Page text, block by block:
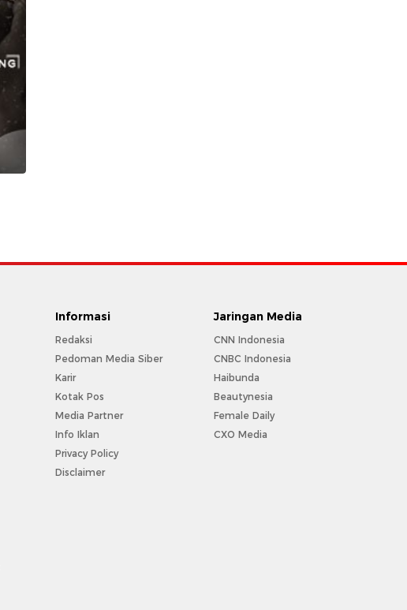
Informasi
Redaksi
Pedoman Media Siber
Karir
Kotak Pos
Media Partner
Info Iklan
Privacy Policy
Disclaimer
Jaringan Media
CNN Indonesia
CNBC Indonesia
Haibunda
Beautynesia
Female Daily
CXO Media